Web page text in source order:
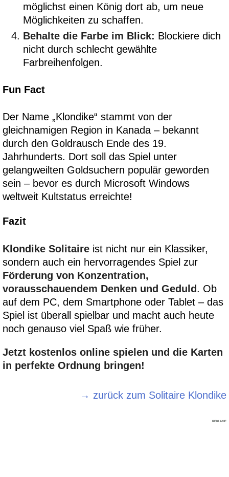
möglichst einen König dort ab, um neue
Möglichkeiten zu schaffen.
Behalte die Farbe im Blick: Blockiere dich
nicht durch schlecht gewählte
Farbreihenfolgen.
Fun Fact
Der Name „Klondike“ stammt von der
gleichnamigen Region in Kanada – bekannt
durch den Goldrausch Ende des 19.
Jahrhunderts. Dort soll das Spiel unter
gelangweilten Goldsuchern populär geworden
sein – bevor es durch Microsoft Windows
weltweit Kultstatus erreichte!
Fazit
Klondike Solitaire ist nicht nur ein Klassiker,
sondern auch ein hervorragendes Spiel zur
Förderung von Konzentration,
vorausschauendem Denken und Geduld. Ob
auf dem PC, dem Smartphone oder Tablet – das
Spiel ist überall spielbar und macht auch heute
noch genauso viel Spaß wie früher.
Jetzt kostenlos online spielen und die Karten
in perfekte Ordnung bringen!
→ zurück zum Solitaire Klondike
REKLAME